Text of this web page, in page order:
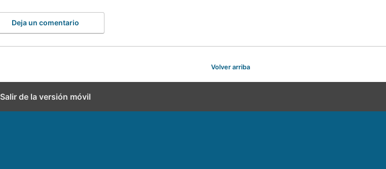
Deja un comentario
Volver arriba
Salir de la versión móvil